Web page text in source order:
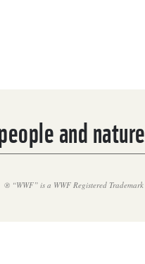
and nature
® “WWF” is a WWF Registered Trademark